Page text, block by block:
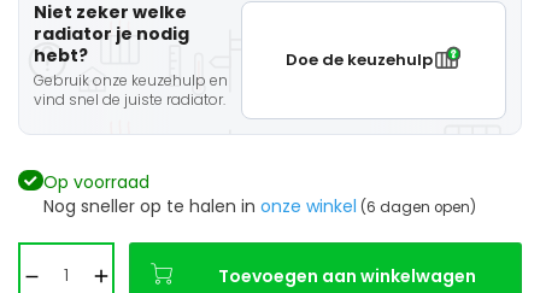
Niet zeker welke
radiator je nodig
hebt?
Gebruik onze keuzehulp en
vind snel de juiste radiator.
Doe de keuzehulp
Op voorraad
Nog sneller op te halen in onze winkel (6 dagen open)
Toevoegen aan winkelwagen